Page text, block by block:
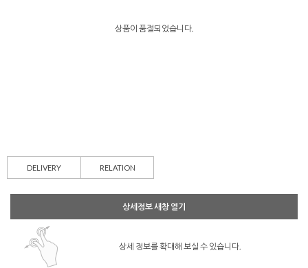
상품이 품절되었습니다.
DELIVERY RELATION
상세정보 새창 열기
상세 정보를 확대해 보실 수 있습니다.